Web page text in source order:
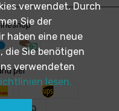
€
€ per
verwendet. Durch
Sie der
haben eine neue
Sie benötigen
verwendeten
lesen.